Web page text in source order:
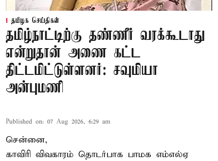
தமிழக செய்திகள்
தமிழ்நாட்டிற்கு தண்ணீர் வரக்கூடாது
என்றுதான் அணை கட்ட
திட்டமிட்டுள்ளனர்: சவுமியா
அன்புமணி
Published on: 07 Aug 2026, 6:29 am
சென்னை,
காவிரி விவகாரம் தொடர்பாக பாமக எம்எல்ஏ